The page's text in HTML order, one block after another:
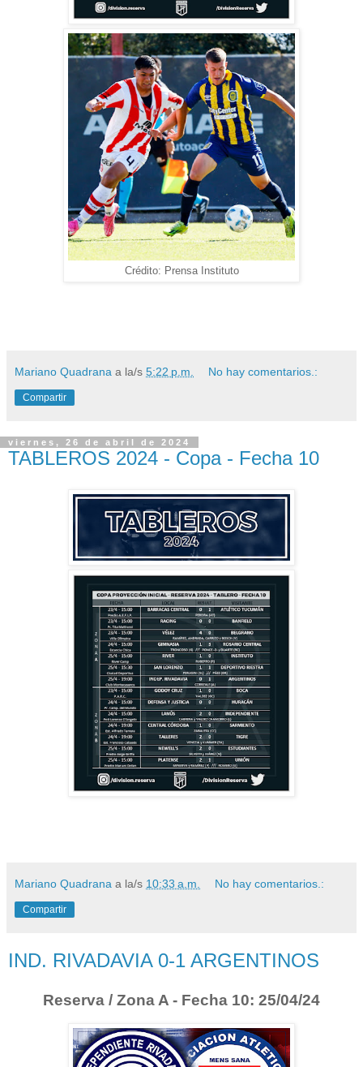
Crédito: Prensa Instituto
Mariano Quadrana a la/s 5:22 p.m. No hay comentarios.:
Compartir
viernes, 26 de abril de 2024
TABLEROS 2024 - Copa - Fecha 10
Mariano Quadrana a la/s 10:33 a.m. No hay comentarios.:
Compartir
IND. RIVADAVIA 0-1 ARGENTINOS
Reserva / Zona A - Fecha 10: 25/04/24